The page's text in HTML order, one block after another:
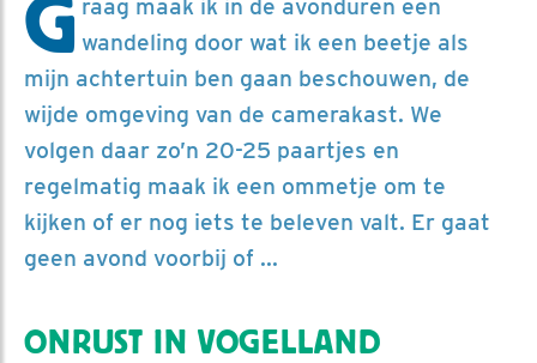
G raag maak ik in de avonduren een
wandeling door wat ik een beetje als
mijn achtertuin ben gaan beschouwen, de
wijde omgeving van de camerakast. We
volgen daar zo’n 20-25 paartjes en
regelmatig maak ik een ommetje om te
kijken of er nog iets te beleven valt. Er gaat
geen avond voorbij of ...
ONRUST IN VOGELLAND